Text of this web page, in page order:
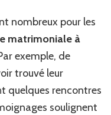
nombreux pour les
matrimoniale à
exemple, de
trouvé leur
quelques rencontres
soulignent